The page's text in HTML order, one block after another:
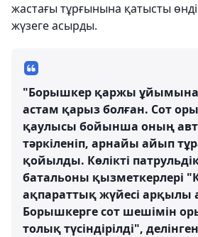
жастағы тұрғынына қатысты
жүзеге асырды.
"Борышкер қаржы ұйымына
астам қарыз болған. Сот
қаулысы бойынша оның
тәркіленіп, арнайы айып
қойылды. Көлікті
батальоны қызметкерлері
ақпараттық жүйесі
Борышкерге сот шешімін
толық түсіндірілді",